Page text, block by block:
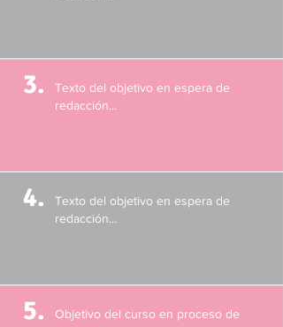
3.
Texto del objetivo en espera de
redacción...
4.
Texto del objetivo en espera de
redacción...
5.
Objetivo del curso en proceso de